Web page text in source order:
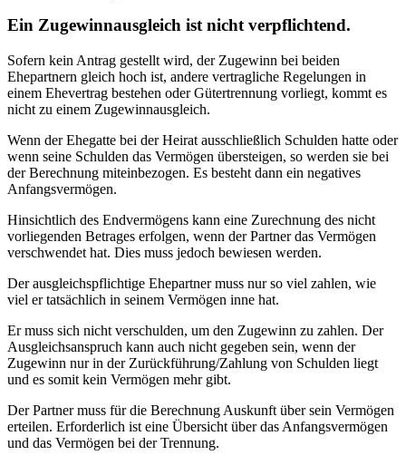
Ein Zugewinnausgleich ist nicht verpflichtend.
Sofern kein Antrag gestellt wird, der Zugewinn bei beiden
Ehepartnern gleich hoch ist, andere vertragliche Regelungen in
einem Ehevertrag bestehen oder Gütertrennung vorliegt, kommt es
nicht zu einem Zugewinnausgleich.
Wenn der Ehegatte bei der Heirat ausschließlich Schulden hatte oder
wenn seine Schulden das Vermögen übersteigen, so werden sie bei
der Berechnung miteinbezogen. Es besteht dann ein negatives
Anfangsvermögen.
Hinsichtlich des Endvermögens kann eine Zurechnung des nicht
vorliegenden Betrages erfolgen, wenn der Partner das Vermögen
verschwendet hat. Dies muss jedoch bewiesen werden.
Der ausgleichspflichtige Ehepartner muss nur so viel zahlen, wie
viel er tatsächlich in seinem Vermögen inne hat.
Er muss sich nicht verschulden, um den Zugewinn zu zahlen. Der
Ausgleichsanspruch kann auch nicht gegeben sein, wenn der
Zugewinn nur in der Zurückführung/Zahlung von Schulden liegt
und es somit kein Vermögen mehr gibt.
Der Partner muss für die Berechnung Auskunft über sein Vermögen
erteilen. Erforderlich ist eine Übersicht über das Anfangsvermögen
und das Vermögen bei der Trennung.